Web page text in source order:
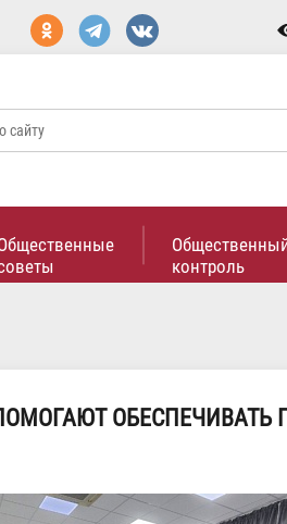
контроль
ОБЕСПЕЧИВАТЬ